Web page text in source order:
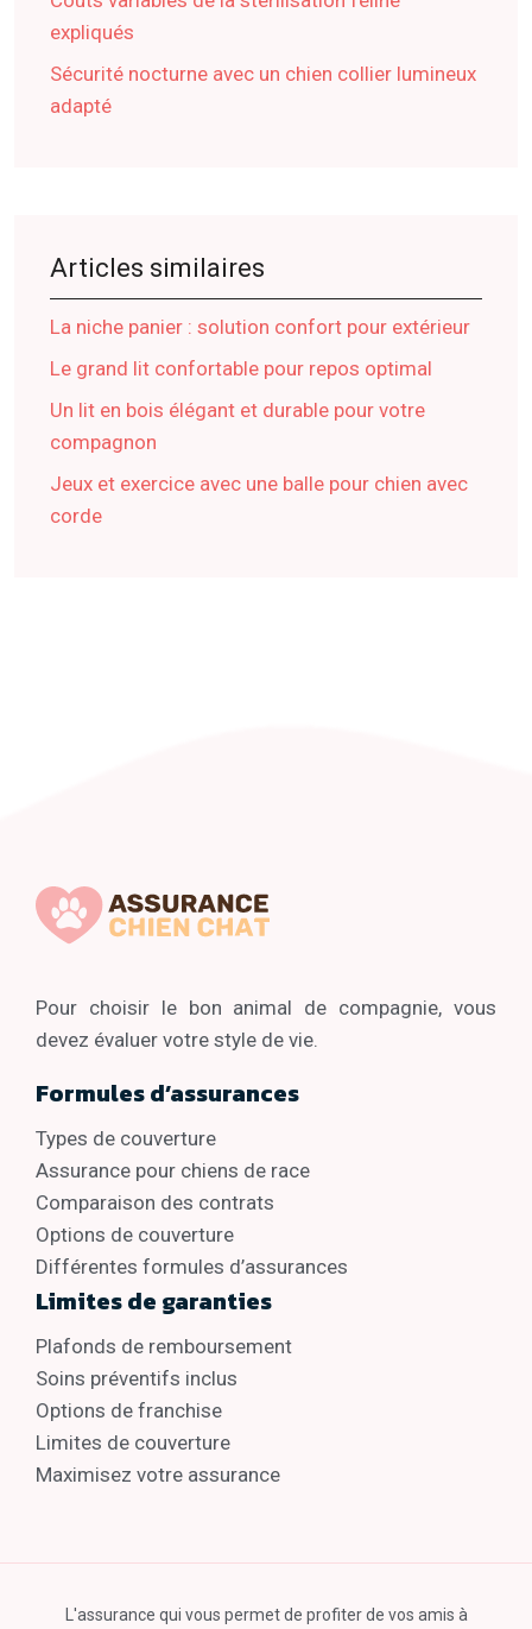
expliqués
Sécurité nocturne avec un chien collier lumineux
adapté
Articles similaires
La niche panier : solution confort pour extérieur
Le grand lit confortable pour repos optimal
Un lit en bois élégant et durable pour votre
compagnon
Jeux et exercice avec une balle pour chien avec
corde
Pour choisir le bon animal de compagnie, vous
devez évaluer votre style de vie.
Formules d’assurances
Types de couverture
Assurance pour chiens de race
Comparaison des contrats
Options de couverture
Différentes formules d’assurances
Limites de garanties
Plafonds de remboursement
Soins préventifs inclus
Options de franchise
Limites de couverture
Maximisez votre assurance
L'assurance qui vous permet de profiter de vos amis à